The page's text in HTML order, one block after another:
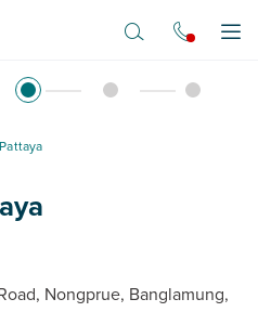
Nongprue, Banglamung,